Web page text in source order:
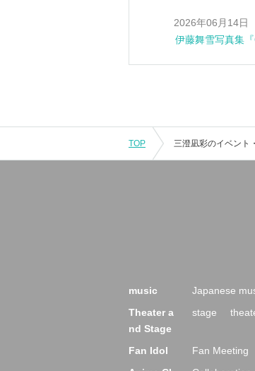
2026年06月14
伊藤舞雪写真集
TOP
music Japanese
Theater a
nd Stage
stage
Fan Idol Fan Meeting